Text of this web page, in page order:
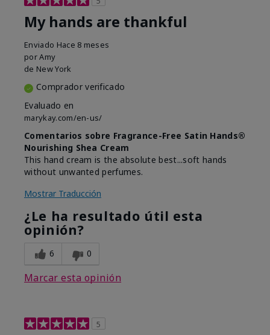
My hands are thankful
Enviado Hace 8 meses
porAmy
de New York
Comprador verificado
Evaluado en
marykay.com/en-us/
Comentarios sobre Fragrance-Free Satin Hands®
Nourishing Shea Cream
This hand cream is the absolute best...soft hands
without unwanted perfumes.
Mostrar Traducción
¿Le ha resultado útil esta
opinión?
6 0
Marcar esta opinión
5